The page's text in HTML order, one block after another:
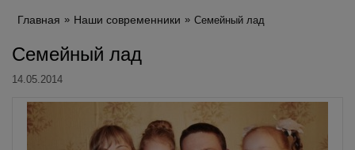
Главная Наши современники Семейный лад
Семейный лад
14.05.2014